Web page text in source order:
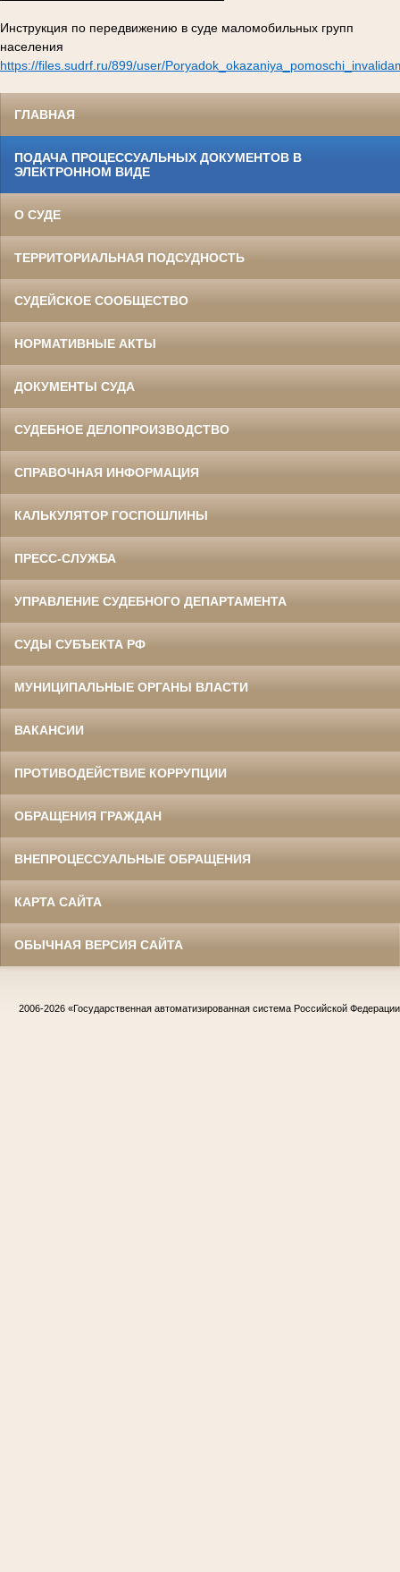
Инструкция по передвижению в суде маломобильных групп
населения
https://files.sudrf.ru/899/user/
ГЛАВНАЯ
ПОДАЧА ПРОЦЕССУАЛЬНЫХ ДОКУМЕНТОВ В
ЭЛЕКТРОННОМ ВИДЕ
О СУДЕ
ТЕРРИТОРИАЛЬНАЯ ПОДСУДНОСТЬ
СУДЕЙСКОЕ СООБЩЕСТВО
НОРМАТИВНЫЕ АКТЫ
ДОКУМЕНТЫ СУДА
СУДЕБНОЕ ДЕЛОПРОИЗВОДСТВО
СПРАВОЧНАЯ ИНФОРМАЦИЯ
КАЛЬКУЛЯТОР ГОСПОШЛИНЫ
ПРЕСС-СЛУЖБА
УПРАВЛЕНИЕ СУДЕБНОГО ДЕПАРТАМЕНТА
СУДЫ СУБЪЕКТА РФ
МУНИЦИПАЛЬНЫЕ ОРГАНЫ ВЛАСТИ
ВАКАНСИИ
ПРОТИВОДЕЙСТВИЕ КОРРУПЦИИ
ОБРАЩЕНИЯ ГРАЖДАН
ВНЕПРОЦЕССУАЛЬНЫЕ ОБРАЩЕНИЯ
КАРТА САЙТА
ОБЫЧНАЯ ВЕРСИЯ САЙТА
2006-2026 «Государственная автоматизированная система Российской